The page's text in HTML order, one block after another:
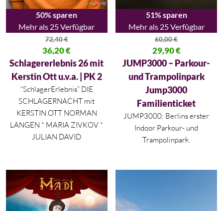
50% sparen
Mehr als 25 Verfügbar
72,40€
Ursprünglicher Preis war: 72,40 €
36,20€
Aktueller Preis ist: 36,20 €.
Schlagererlebnis 26 mit
Kerstin Ott u.v.a. | PK 2
“SchlagerErlebnis” DIE
SCHLAGERNACHT mit
KERSTIN OTT NORMAN
LANGEN * MARIA ZIVKOV *
JULIAN DAVID
51% sparen
Mehr als 25 Verfügbar
60,00€
Ursprünglicher Preis war:
29,90€
Aktueller Preis ist: 29,90 €.
JUMP3000 – Parkour-
und Trampolinpark
Jump3000
Familienticket
JUMP3000: Berlins erster
Indoor Parkour- und
Trampolinpark.